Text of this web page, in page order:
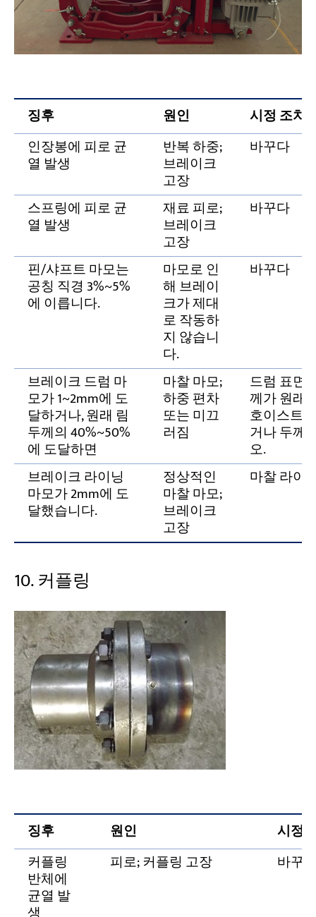
징후 원인
시정 조치
인장봉에 피로 균
열 발생
반복 하중;
브레이크
고장
바꾸다
스프링에 피로 균
열 발생
재료 피로;
브레이크
고장
바꾸다
핀/샤프트 마모는
공칭 직경 3%~5%
에 이릅니다.
마모로 인
해 브레이
크가 제대
로 작동하
지 않습니
다.
바꾸다
브레이크 드럼 마
모가 1~2mm에 도
달하거나, 원래 림
두께의 40%~50%
에 도달하면
마찰 마모;
하중 편차
또는 미끄
러짐
드럼 표면
께가 원래
호이스트
거나 두께
오.
브레이크 라이닝
마모가 2mm에 도
달했습니다.
정상적인
마찰 마모;
브레이크
고장
마찰 라이
10. 커플링
징후 원인
시정
커플링
반체에
균열 발
피로; 커플링 고장 바꾸